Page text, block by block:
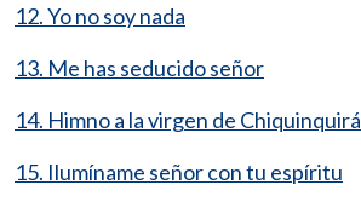
12. Yo no soy nada
13. Me has seducido señor
14. Himno a la virgen de Chiquinquirá
15. Ilumíname señor con tu espíritu